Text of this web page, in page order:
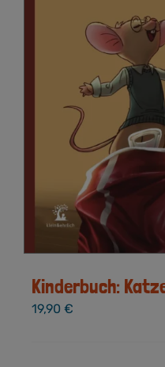
Kinderbuch:
19,90 €